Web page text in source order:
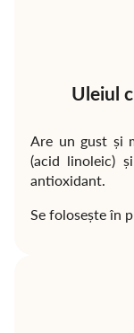
Uleiul
Are un gust și
(acid linoleic)
antioxidant.
Se folosește în